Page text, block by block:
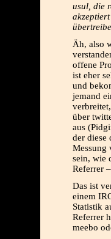
usul, die
Äh, also
offene
ist eher
und
jemand
über
aus
der diese
Messung
sein, wie
Referrer
Das ist
einem
Statistik
Referrer
meebo